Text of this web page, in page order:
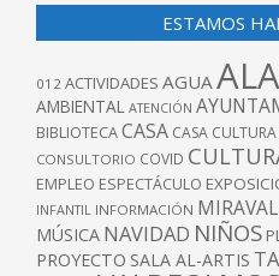
ESTAMOS
012 ACTIVIDADES AGUA
AMBIENTAL ATENCIÓN
BIBLIOTECACASA CASA CULTURA
CONSULTORIO COVID
EMPLEO ESPECTÁCULO
INFANTIL INFORMACIÓN MIRAVAL
MÚSICA NAVIDAD NIÑOS
PROYECTO SALA AL-ARTIS